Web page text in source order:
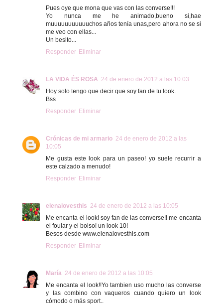
Pues oye que mona que vas con las converse!!!
Yo nunca me he animado,bueno si,hae
muuuuuuuuuuuchos años tenía unas,pero ahora no se si
me veo con ellas...
Un besito...
Responder Eliminar
LA VIDA ÉS ROSA 24 de enero de 2012 a las 10:03
Hoy solo tengo que decir que soy fan de tu look.
Bss
Responder Eliminar
Crónicas de mi armario 24 de enero de 2012 a las
10:05
Me gusta este look para un paseo! yo suele recurrir a
este calzado a menudo!
Responder Eliminar
elenalovesthis 24 de enero de 2012 a las 10:05
Me encanta el look! soy fan de las converse!! me encanta
el foular y el bolso! un look 10!
Besos desde www.elenalovesthis.com
Responder Eliminar
María 24 de enero de 2012 a las 10:05
Me encanta el look!!Yo tambien uso mucho las converse
y las combino con vaqueros cuando quiero un look
cómodo o más sport..